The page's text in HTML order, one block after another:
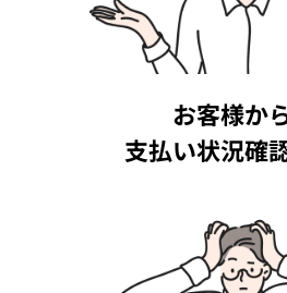
お客様か
支払い状況確